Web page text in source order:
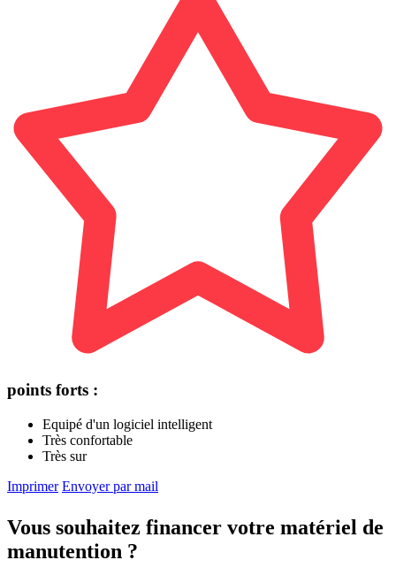
points forts :
Equipé d'un logiciel intelligent
Très confortable
Très sur
Imprimer Envoyer par mail
Vous souhaitez financer votre matériel de
manutention ?